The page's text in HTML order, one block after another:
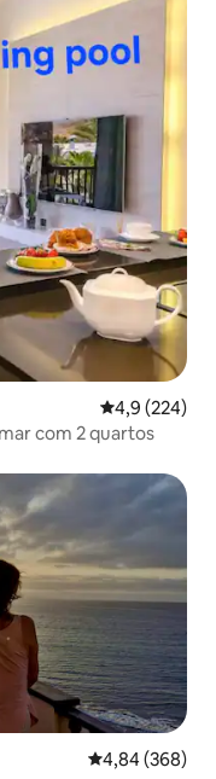
4,9 de uma
4,9 (224)
Apartamento extra de luxo à beira-mar com 2 quartos
4,84 de uma
4,84 (368)